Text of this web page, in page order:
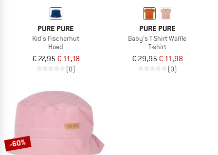
PURE PURE
Kid's Fischerhut
Hoed
€ 27,95€ 11,18
(0)
PURE PURE
Baby's T-Shirt Waffle
T-shirt
€ 29,95€ 11,98
(0)
-60%